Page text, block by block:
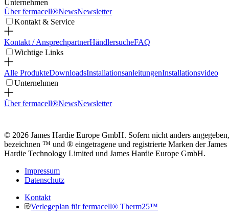
Unternehmen
Über fermacell®NewsNewsletter
Kontakt & Service
Kontakt / AnsprechpartnerHändlersucheFAQ
Wichtige Links
Alle ProdukteDownloadsInstallationsanleitungenInstallationsvideo
Unternehmen
Über fermacell®NewsNewsletter
© 2026 James Hardie Europe GmbH. Sofern nicht anders angegeben,
bezeichnen ™ und ® eingetragene und registrierte Marken der James
Hardie Technology Limited und James Hardie Europe GmbH.
Impressum
Datenschutz
Kontakt
Verlegeplan für fermacell® Therm25™